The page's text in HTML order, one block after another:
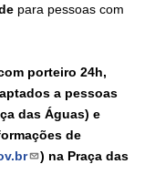
para pessoas com
porteiro 24h,
a pessoas
das Águas) e
de
) na Praça das